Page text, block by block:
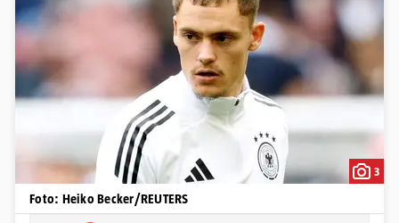
3
Foto: Heiko Becker/REUTERS